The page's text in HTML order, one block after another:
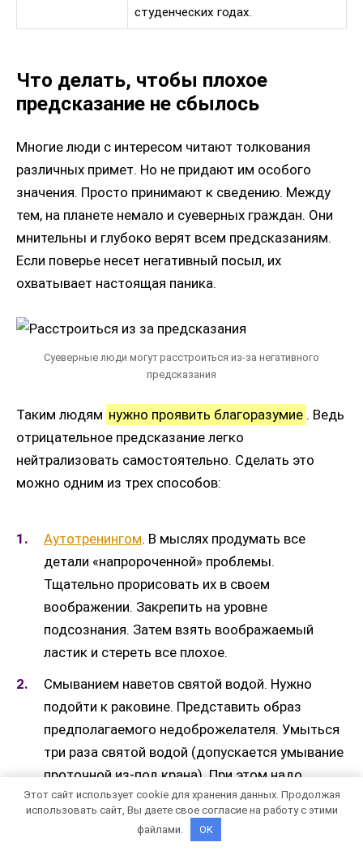
студенческих годах.
Что делать, чтобы плохое
предсказание не сбылось
Многие люди с интересом читают толкования
различных примет. Но не придают им особого
значения. Просто принимают к сведению. Между
тем, на планете немало и суеверных граждан. Они
мнительны и глубоко верят всем предсказаниям.
Если поверье несет негативный посыл, их
охватывает настоящая паника.
Суеверные люди могут расстроиться из-за негативного
предсказания
Таким людям нужно проявить благоразумие . Ведь
отрицательное предсказание легко
нейтрализовать самостоятельно. Сделать это
можно одним из трех способов:
Аутотренингом. В мыслях продумать все
детали «напророченной» проблемы.
Тщательно прорисовать их в своем
воображении. Закрепить на уровне
подсознания. Затем взять воображаемый
ластик и стереть все плохое.
Смыванием наветов святой водой. Нужно
подойти к раковине. Представить образ
предполагаемого недоброжелателя. Умыться
три раза святой водой (допускается умывание
проточной из-под крана). При этом надо
постоянно думать о том, кто вредит. Если
наветы смыты, чувство жжения тут же
Этот сайт использует cookie для хранения данных. Продолжая
использовать сайт, Вы даете свое согласие на работу с этими
файлами.
OK